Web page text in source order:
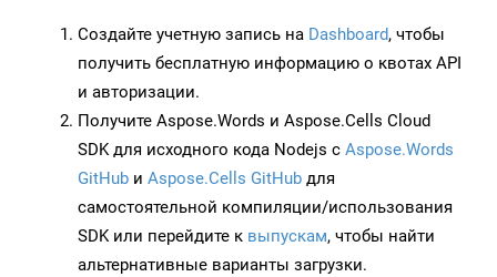
Создайте учетную запись на Dashboard, чтобы
получить бесплатную информацию о квотах API
и авторизации.
Получите Aspose.Words и Aspose.Cells Cloud
SDK для исходного кода Nodejs с Aspose.Words
GitHub и Aspose.Cells GitHub для
самостоятельной компиляции/использования
SDK или перейдите к выпускам, чтобы найти
альтернативные варианты загрузки.